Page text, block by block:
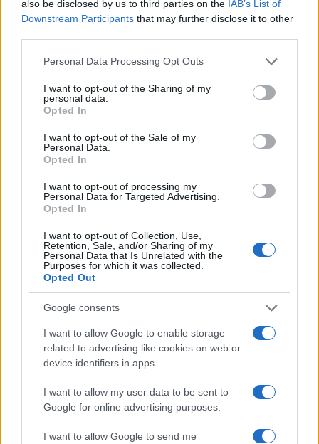
also be disclosed by us to third parties on the IAB’s List of
Downstream Participants that may further disclose it to other
Please note that this website/app uses one or more Google
not limited to your visit or usage behaviour. You may click to
grant or deny consent to Google and its third-party tags to
use your data for below specified purposes in below Google
consent section.
Personal Data Processing Opt Outs
I want to opt-out of the Sharing of my
personal data.
Opted In
I want to opt-out of the Sale of my
Personal Data.
Opted In
I want to opt-out of processing my
Personal Data for Targeted Advertising.
Opted In
I want to opt-out of Collection, Use,
Retention, Sale, and/or Sharing of my
Personal Data that Is Unrelated with the
Purposes for which it was collected.
Opted Out
Google consents
I want to allow Google to enable storage
related to advertising like cookies on web or
device identifiers in apps.
I want to allow my user data to be sent to
Google for online advertising purposes.
I want to allow Google to send me
Entra nel canale telegram di
GalluraOggi.it
daGoogle News
Condividi l'articolo
F
a
ce
b
o
T
w
it
te
Pi
n
te
re
W
at
s
p
p
S
a
re
Articolo precedente
Prossimo articolo
NOTIZIE RECENTI